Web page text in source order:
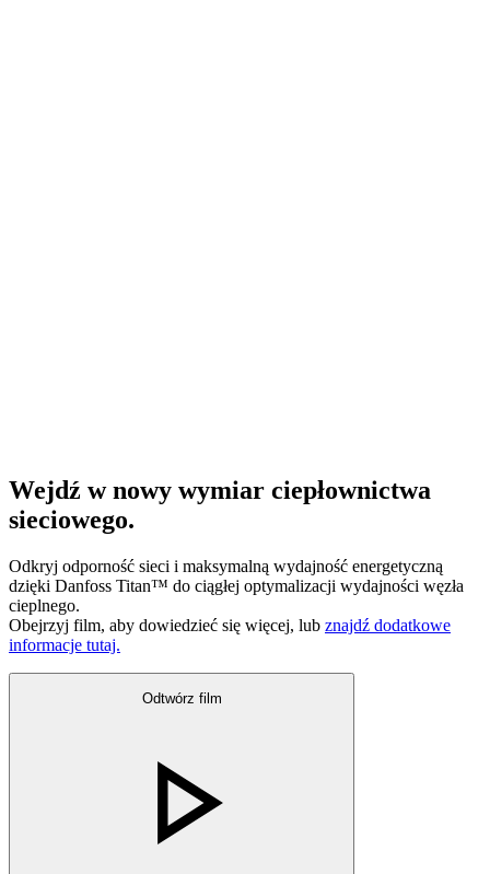
Wejdź w nowy wymiar ciepłownictwa
sieciowego.
Odkryj odporność sieci i maksymalną wydajność energetyczną
dzięki Danfoss Titan™ do ciągłej optymalizacji wydajności węzła
cieplnego.
Obejrzyj film, aby dowiedzieć się więcej, lub znajdź dodatkowe
informacje tutaj.
Odtwórz film